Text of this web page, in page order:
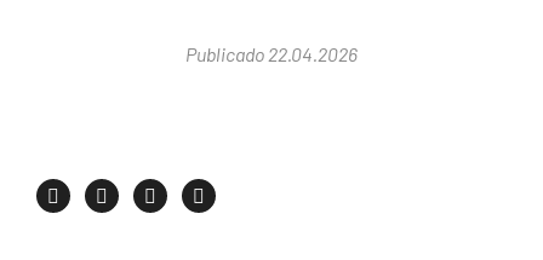
Publicado 22.04.2026